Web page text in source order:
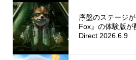
序盤のステージ
Fox』の体験版
Direct 2026.6.9